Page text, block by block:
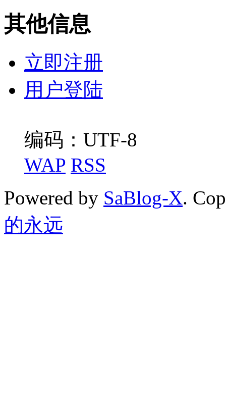
其他信息
立即注册
用户登陆
编码：UTF-8
WAP RSS
Powered by SaBlog-X.
的永远